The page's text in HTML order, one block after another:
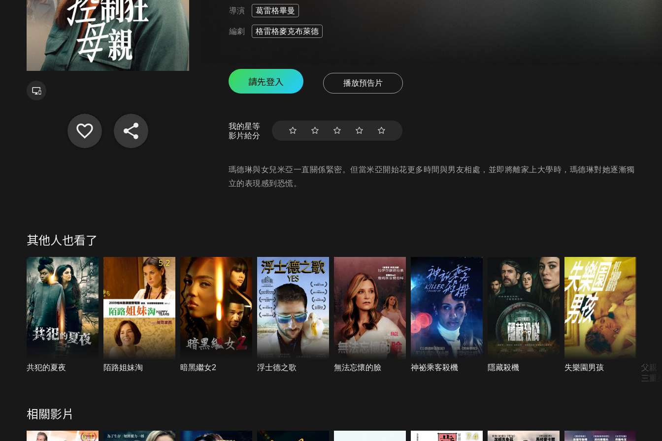
導演 葛雷格畢曼
編劇 格雷格麥克布萊德
請先登入 播放預告片
我的星等
影片給分
瑪德琳與女兒米亞一直關係緊密。但當米亞開始花更多時間與男友相處，並即將離家上大學時，瑪德琳對她逐漸獨
立的表現感到恐慌。
其他人也看了
共犯的夏夜
5.2
陌路姐妹淘 暗黑繼女2 浮士德之歌 無法忘懷的臉 神祕乘客殺機 隱藏殺機 失樂園男孩
父親
三重
相關影片
6.1 7.4